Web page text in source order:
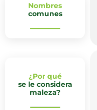
Nombres
comunes
¿Por qué
se le considera
maleza?